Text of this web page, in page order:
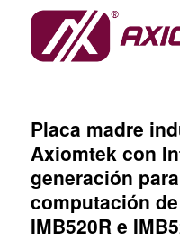
Placa madre
Axiomtek con
generación
computación
IMB520R e